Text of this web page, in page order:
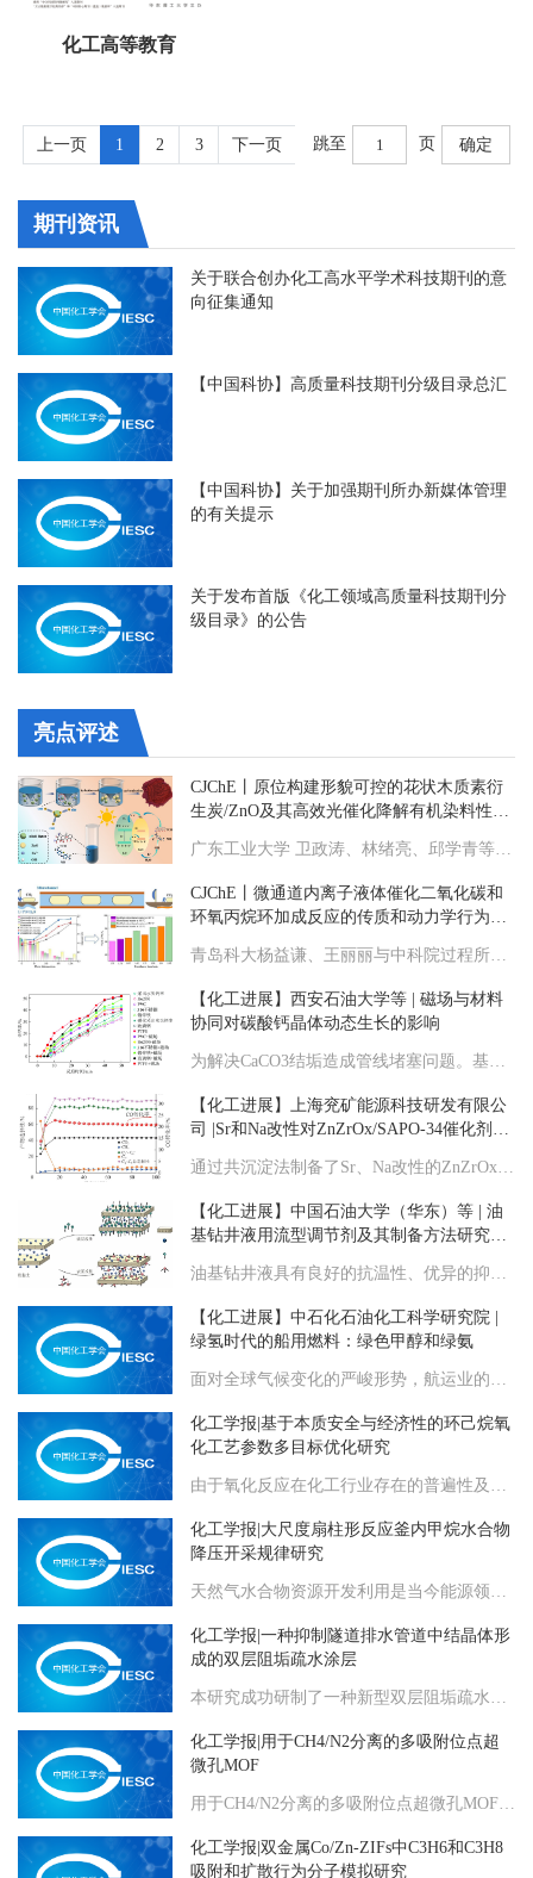
化工高等教育
上一页 1 2 3 下一页 跳至 页 确定
期刊资讯
关于联合创办化工高水平学术科技期刊的意
向征集通知
【中国科协】高质量科技期刊分级目录总汇
【中国科协】关于加强期刊所办新媒体管理
的有关提示
关于发布首版《化工领域高质量科技期刊分
级目录》的公告
亮点评述
CJChE丨原位构建形貌可控的花状木质素衍
生炭/ZnO及其高效光催化降解有机染料性能
广东工业大学 卫政涛、林绪亮、邱学青等：原位构建形貌可控的花状木质素衍生炭/ZnO及其高效光催化降解有机染料性能研究
CJChE丨微通道内离子液体催化二氧化碳和
环氧丙烷环加成反应的传质和动力学行为研
青岛科大杨益谦、王丽丽与中科院过程所李春山等合作：微通道内离子液体催化二氧化碳和环氧丙烷环加成反应的传质和动力学行为研究
【化工进展】西安石油大学等 | 磁场与材料
协同对碳酸钙晶体动态生长的影响
为解决CaCO3结垢造成管线堵塞问题。基于“变被动结垢为主动定点结垢除垢”的思路，本文针对某油田采出水，综合动态剪切实验以及扫描电子显微镜、接触角、表面自由能和粗糙度测试，研究磁场与材料协同作用规律以及对碳酸钙晶体动态生长的影响机理。结果表明，有/无磁场作用下各材料对失钙率和碳酸钙结垢量的影响规律性一致。无磁场作用下，失钙率和结垢量排序为聚四氟乙烯（PTFE）>玻璃钢>镀锌铁>316不锈钢>H62黄铜>PVC；磁场作用下，失钙率排序为PTFE>玻璃钢>镀锌铁>316不锈钢>H62铜>PVC，结垢量排序为PTFE>镀锌铁>玻璃钢>316不锈钢>H62铜>PVC。磁场与材料耦合作用使结垢量降低、失钙率升高以及碳酸钙成核诱导期缩短。造成这种作用的原因是磁场作用下，材料表面接触角与粗糙度降低，表面自由能增大，促进文石型CaCO3垢物形成。磁场作用下PTFE材料与磁场耦合作用最强，当磁场强度为4000Gs，结垢材料为PTFE时，结垢量和失钙率达到最高值分别为4.84g/m2和52%，诱导期由8min缩短到2min。在50min时，结垢量降低29%，失钙率升高12%。
【化工进展】上海兖矿能源科技研发有限公
司 |Sr和Na改性对ZnZrOx/SAPO-34催化剂及
通过共沉淀法制备了Sr、Na改性的ZnZrOx金属氧化物，考察了Sr和Na助剂的引入对ZnZrOx/SAPO-34催化剂在合成气制低碳烯烃反应中性能的影响。采用XRD、BET、SEM、XPS和Py-FTIR等表征手段，系统研究了Sr和Na助剂对ZnZrOx金属氧化物表面氧空位、酸性和还原性等影响规律。结果表明，Sr和Na提高了ZnZrOx氧化物表面氧空位浓度，并且通过Na-ZrO2界面促进了金属氧化物表面有更多氧缺陷的形成，同时提高了其路易斯酸性，因此在合成气制低碳烯烃反应中，具有较高的CO转化率（21.4%）和低碳烯烃选择性（80.7%）。此外，Sr和Na改性ZnZrOx金属氧化物与SAPO-34分子筛混合比例及“亲密度”对CO转化率和低碳烯烃选择性都有重要影响，合适的质量比（1∶1）和较高的“亲密度”（粉末研磨混合）能够使两种活性位点的协同作用达到最佳，且具有较好的催化稳定性。
【化工进展】中国石油大学（华东）等 | 油
基钻井液用流型调节剂及其制备方法研究进
油基钻井液具有良好的抗温性、优异的抑制性、突出的润滑性以及对储层损害程度小的优点，但存在携岩能力和井眼清洁能力不足的问题，尤其在深井和复杂井况中更加突出。本文介绍了油基钻井液用流型调节剂的类型、结构、制备方法，简述了有机黏土类、合成聚合物类及有机/无机复合材料类流型调节剂的作用机理，分析了不同类型流型调节剂在改善油基钻井液流变性能、增强高温高压适应性以及提升携岩能力方面的研究进展。提出未来油基钻井液用流型调节剂的发展应重点提升其在高温高密度条件下的流变控制能力，在提高切力的同时基本不增加塑性黏度，同时注重材料的环保性能。此外，建议通过引入智能材料，开发出环境响应型流型调节剂，实现流变调控的智能化和精确化。
【化工进展】中石化石油化工科学研究院 |
绿氢时代的船用燃料：绿色甲醇和绿氨
面对全球气候变化的严峻形势，航运业的绿色转型迫在眉睫。绿色甲醇和绿氨作为两种新型的船用燃料，在航运业脱碳进程中扮演着越来越重要的角色。本文从绿色甲醇和绿氨的产能、市场需求、生产技术、产业布局等多个维度，分析了绿色甲醇和绿氨在推动航运领域绿色低碳转型发展方面的潜力。文中提出：绿色甲醇因其成熟的发动机技术使其更适合作为现阶段航运业的替代燃料，而绿氨的零碳属性使其成为航运业长期减排的理想选择。
化工学报|基于本质安全与经济性的环己烷氧
化工艺参数多目标优化研究
由于氧化反应在化工行业存在的普遍性及其危险性，针对典型工艺环己烷氧化进行研究。首先利用Aspen Plus进行建模及动力学修正，修正前主产物中最大误差为28.56%，修正后主产物中最大误差为3.11%。使用遗传算法（GA），以Dow火灾爆炸指数（F&EI）、年总费用（TAC）和尾氧浓度为目标函数，对环己烷无催化氧化这一过程进行多目标优化，获得了Pareto前沿。优化结果表明，与原操作条件相比，新操作条件在维持尾氧浓度小于工业预警值3%的情况下，设备费用基本维持不变，操作费用减少了34.7%，F&EI指数从156降到76.66，危险程度从较危险降为较轻。
化工学报|大尺度扇柱形反应釜内甲烷水合物
降压开采规律研究
天然气水合物资源开发利用是当今能源领域的研究前沿，目前相关科学研究和新技术开发越来越依赖大尺度模拟装置。利用大尺度扇柱形反应釜模拟了甲烷水合物降压开采过程，获取了温度场、压力场、波速演变特征，及水合物分解和气液产出规律。结果表明，降压初期压力传播缓慢，3 m径向的压差可达3~4 MPa，压力稳定后压差缩小至0.3~0.4 MPa；受压力影响，径向水合物分解速率存在显著差异。降压初期近井区域存在水合物二次生成行为，对降压速率具有负面影响。此外，还通过外连恒压补水系统探索了外围环境对降压过程的影响。结果表明，外部盐水持续渗入弥补了储层压力，对温/压变化和气/水产出具有显著影响。 关键词
化工学报|一种抑制隧道排水管道中结晶体形
成的双层阻垢疏水涂层
本研究成功研制了一种新型双层阻垢疏水涂层，目的在于有效抑制隧道排水管道中结晶体的形成。该涂层由纳米二氧化硅、氨基磺酸、水解聚马来酸酐和乙二胺四乙酸二钠（EDTA）等主要成分构成，设计为疏水内层和阻垢外层的结构。疏水内层的功能是阻止结晶颗粒附着于管道内壁，而阻垢外层则保护内层并预防结晶体的形成。通过实验室内的静态和动态模拟实验，发现疏水内层的防结晶率稳定在82%以上，阻垢外层的阻垢率稳定在93%以上。在动态模拟实验中，理论预测疏水内层能够维持428.47 d，阻垢外层能够维持188.57 d，两者合计可维持617.04 d；使用Ansys fluent软件进行仿真计算，结果表明，这种双层阻垢疏水涂层能够保持其性能长达634.72 d。验证实验与仿真结果之间的误差率为2.87%，证明仿真模型预测与涂层性能相符，能够适应不同的流量和流速条件，为各种工况下的仿真模拟提供参考。这种双层涂层不仅实现了疏水与阻垢的双重功能，还展现出了卓越的耐久性和缓释性能，对于抑制隧道排水管道内结晶体的形成具有显著效果，为隧道排水系统的维护提供了一种新的解决方案。
化工学报|用于CH4/N2分离的多吸附位点超
微孔MOF
用于CH4/N2分离的多吸附位点超微孔MOF郭彭涛 1 王婷 1薛波 1应允攀 1 刘大欢 1,2 （1. 北
化工学报|双金属Co/Zn-ZIFs中C3H6和C3H8
吸附和扩散行为分子模拟研究